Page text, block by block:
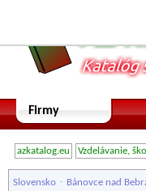
Firmy
azkatalog.eu Vzdelávanie,
Slovensko - Bánovce nad